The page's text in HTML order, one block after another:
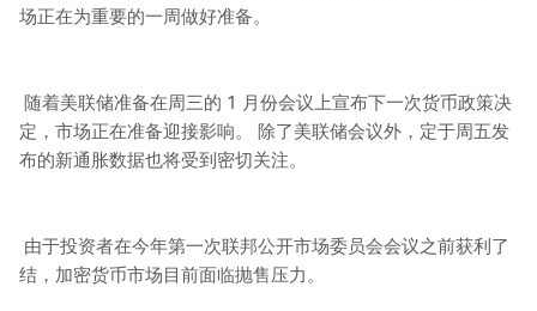
场正在为重要的一周做好准备。
随着美联储准备在周三的 1 月份会议上宣布下一次货币政策决
定，市场正在准备迎接影响。 除了美联储会议外，定于周五发
布的新通胀数据也将受到密切关注。
由于投资者在今年第一次联邦公开市场委员会会议之前获利了
结，加密货币市场目前面临抛售压力。